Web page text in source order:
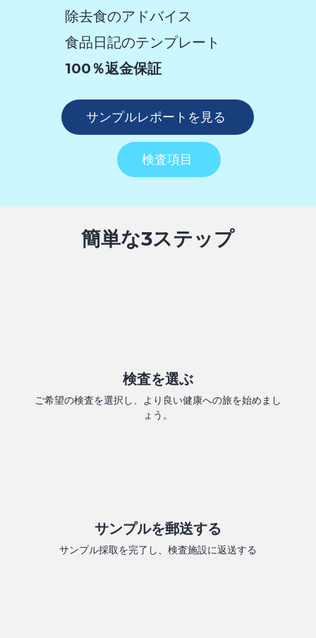
除去食のアドバイス
食品日記のテンプレート
100％返金保証
サンプルレポートを見る
検査項目
簡単な3ステップ
検査を選ぶ
ご希望の検査を選択し、より良い健康への旅を始めまし
ょう。
サンプルを郵送する
サンプル採取を完了し、検査施設に返送する